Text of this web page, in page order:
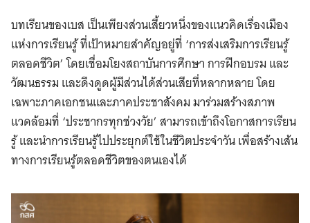
บทเรียนของเบส เป็นเพียงส่วนเสี้ยวหนึ่งของแนวคิดเรื่องเมือง
แห่งการเรียนรู้ ที่เป้าหมายสำคัญอยู่ที่ ‘การส่งเสริมการเรียนรู้
ตลอดชีวิต’ โดยเชื่อมโยงสถาบันการศึกษา การฝึกอบรม และ
วัฒนธรรม และดึงดูดผู้มีส่วนได้ส่วนเสียที่หลากหลาย โดย
เฉพาะภาคเอกชนและภาคประชาสังคม มาร่วมสร้างสภาพ
แวดล้อมที่ ‘ประชากรทุกช่วงวัย’ สามารถเข้าถึงโอกาสการเรียน
รู้ และนำการเรียนรู้ไปประยุกต์ใช้ในชีวิตประจำวัน เพื่อสร้างเส้น
ทางการเรียนรู้ตลอดชีวิตของตนเองได้